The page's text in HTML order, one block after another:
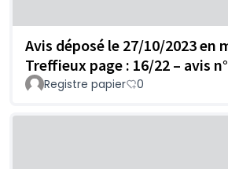
Avis déposé le 27/10/2023 en
Treffieux page : 16/22 – avis
Registre papier 0